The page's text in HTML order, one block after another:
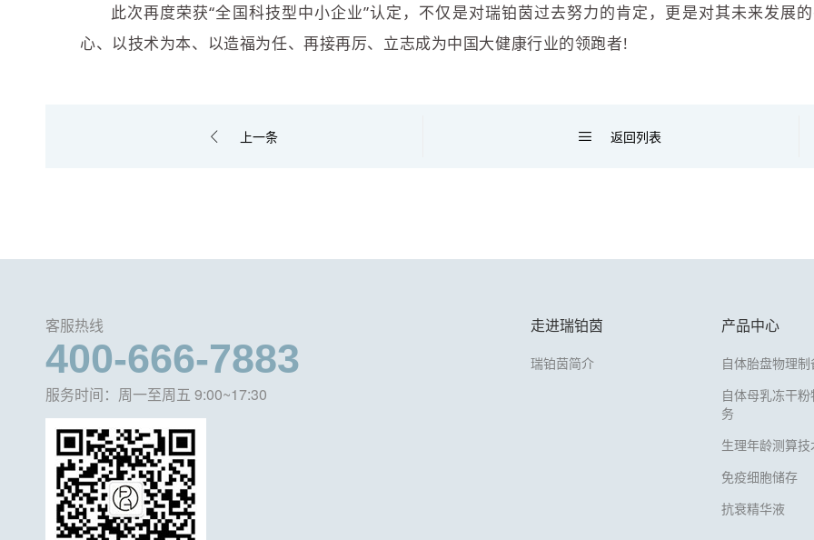
此次再度荣获“全国科技型中小企业”认定，不仅是对瑞铂茵过去努力的肯定，更是对其未来发展
心、以技术为本、以造福为任、再接再厉、立志成为中国大健康行业的领跑者!
上一条 返回列表
客服热线
400-666-7883
服务时间：周一至周五 9:00~17:30
走进瑞铂茵
瑞铂茵简介
产品中心
自体胎盘物理
自体母乳冻干
务
生理年龄测算
免疫细胞储存
抗衰精华液